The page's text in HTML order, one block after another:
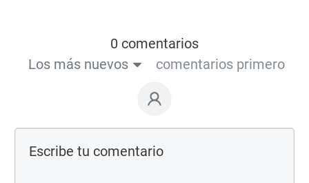
0 comentarios
Los más nuevos
comentarios primero